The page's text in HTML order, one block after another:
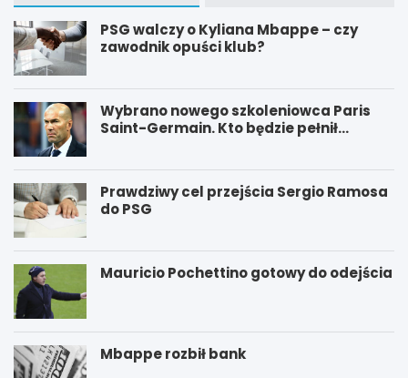
PSG walczy o Kyliana Mbappe – czy
zawodnik opuści klub?
Wybrano nowego szkoleniowca Paris
Saint-Germain. Kto będzie pełnił
Prawdziwy cel przejścia Sergio Ramosa
do PSG
Mauricio Pochettino gotowy do odejścia
Mbappe rozbił bank